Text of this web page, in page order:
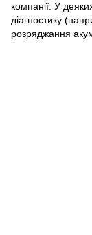
компанії. У
діагностику
розряджання